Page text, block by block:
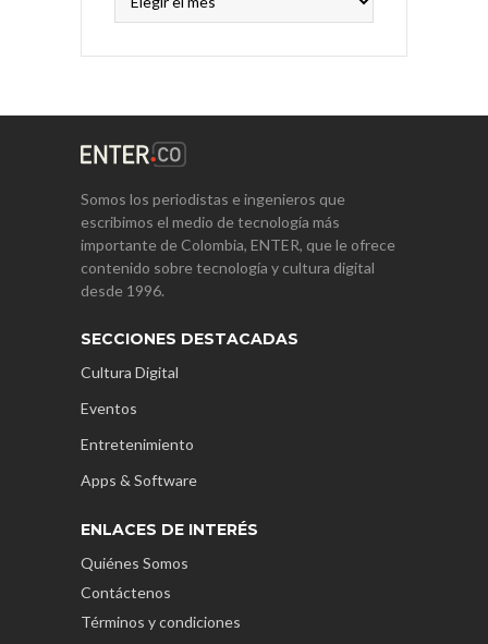
Somos los periodistas e ingenieros que
escribimos el medio de tecnología más
importante de Colombia, ENTER, que le ofrece
contenido sobre tecnología y cultura digital
desde 1996.
SECCIONES DESTACADAS
Cultura Digital
Eventos
Entretenimiento
Apps & Software
ENLACES DE INTERÉS
Quiénes Somos
Contáctenos
Términos y condiciones